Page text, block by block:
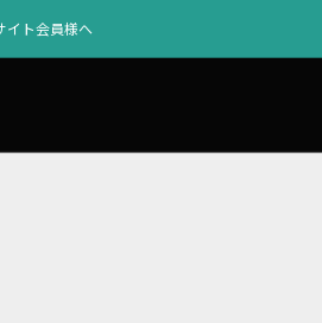
イト会員様へ